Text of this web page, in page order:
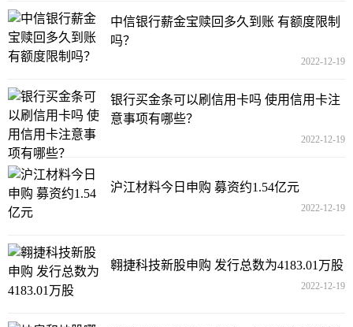
中信银行薪金宝赎回多久到账 有额度限制
吗？
2022-12-19
银行买金条可以刷信用卡吗 使用信用卡注
意事项有哪些？
2022-12-19
沪江材料今日申购 募资约1.54亿元
2022-12-19
翱捷科技新股申购 发行总数为4183.01万股
2022-12-19